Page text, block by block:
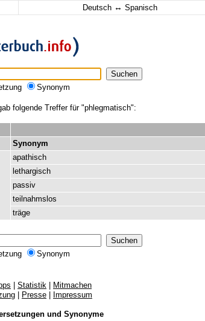
Deutsch ↔ Spanisch
Synonym
folgende Treffer für "phlegmatisch":
Synonym
apathisch
lethargisch
passiv
teilnahmslos
träge
Synonym
Statistik
Mitmachen
Presse Impressum
und Synonyme